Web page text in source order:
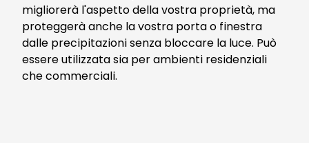
migliorerà l'aspetto della vostra proprietà, ma
proteggerà anche la vostra porta o finestra
dalle precipitazioni senza bloccare la luce. Può
essere utilizzata sia per ambienti residenziali
che commerciali.